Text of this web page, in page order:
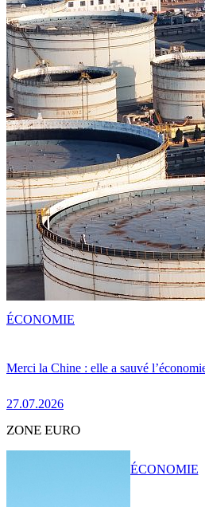
Merci la Chine : elle a sauvé
27.07.2026
ÉCONOMIE
ZONE EURO
ÉCONOMIE